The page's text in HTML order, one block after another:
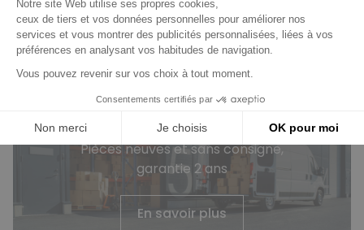
Wagendass s’engage pour la
Pièces neuves et sans consigne,
garantie 2 ans
En savoir plus